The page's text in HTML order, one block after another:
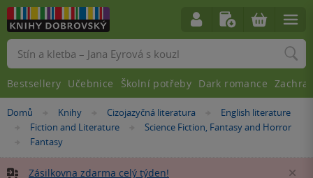
Nacházíte
Domů »Knihy »Cizojazyčná literatura »English literature
»
Fiction and Literature »
Science Fiction, Fantasy and Horror
»Fantasy
Zásilkovna zdarma celý týden!
Vyhledávání
Bestsellery Učebnice Školní potřeby Dark romance